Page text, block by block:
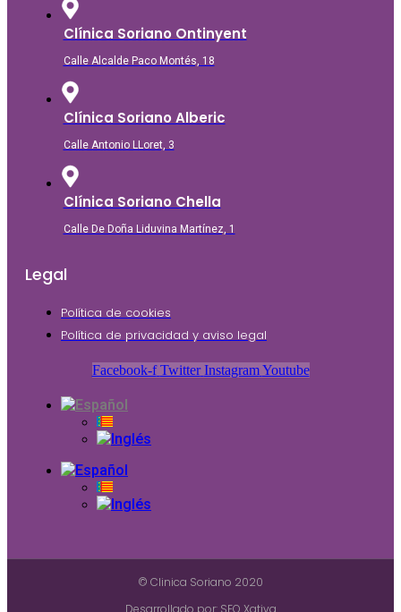
Clínica Soriano Ontinyent
Calle Alcalde Paco Montés, 18
Clínica Soriano Alberic
Calle Antonio LLoret, 3
Clínica Soriano Chella
Calle De Doña Liduvina Martínez, 1
Legal
Política de cookies
Política de privacidad y aviso legal
Facebook-f Twitter Instagram Youtube
© Clinica Soriano 2020
Desarrollado por: SEO Xativa